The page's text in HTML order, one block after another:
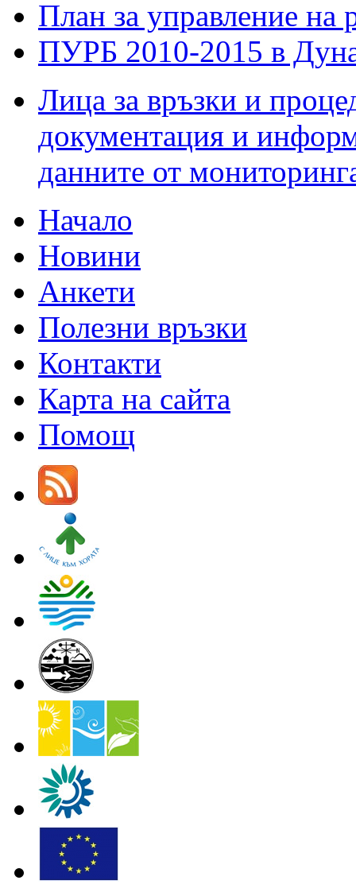
План за управление на
ПУРБ 2010-2015 в
Лица за връзки и
документация и
данните от
Начало
Новини
Анкети
Полезни връзки
Контакти
Карта на сайта
Помощ